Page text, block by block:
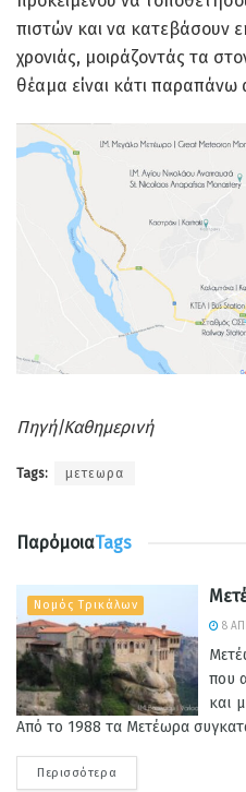
πιστών και να κατεβάσουν
χρονιάς, μοιράζοντάς τα
θέαμα είναι κάτι
Πηγή|Καθημερινή
Tags: μετεωρα
ΠαρόμοιαTags
Νομός Τρικάλων
8
που
και
Από το 1988 τα Μετέωρα
Περισσότερα